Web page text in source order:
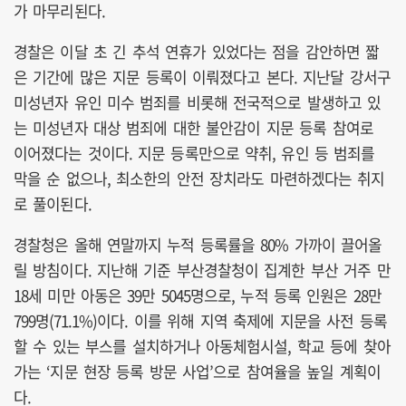
가 마무리된다.
경찰은 이달 초 긴 추석 연휴가 있었다는 점을 감안하면 짧
은 기간에 많은 지문 등록이 이뤄졌다고 본다. 지난달 강서구
미성년자 유인 미수 범죄를 비롯해 전국적으로 발생하고 있
는 미성년자 대상 범죄에 대한 불안감이 지문 등록 참여로
이어졌다는 것이다. 지문 등록만으로 약취, 유인 등 범죄를
막을 순 없으나, 최소한의 안전 장치라도 마련하겠다는 취지
로 풀이된다.
경찰청은 올해 연말까지 누적 등록률을 80% 가까이 끌어올
릴 방침이다. 지난해 기준 부산경찰청이 집계한 부산 거주 만
18세 미만 아동은 39만 5045명으로, 누적 등록 인원은 28만
799명(71.1%)이다. 이를 위해 지역 축제에 지문을 사전 등록
할 수 있는 부스를 설치하거나 아동체험시설, 학교 등에 찾아
가는 ‘지문 현장 등록 방문 사업’으로 참여율을 높일 계획이
다.